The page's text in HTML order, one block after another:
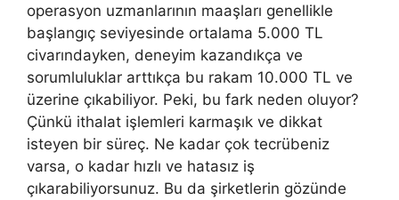
operasyon uzmanlarının maaşları genellikle
başlangıç seviyesinde ortalama 5.000 TL
civarındayken, deneyim kazandıkça ve
sorumluluklar arttıkça bu rakam 10.000 TL ve
üzerine çıkabiliyor. Peki, bu fark neden oluyor?
Çünkü ithalat işlemleri karmaşık ve dikkat
isteyen bir süreç. Ne kadar çok tecrübeniz
varsa, o kadar hızlı ve hatasız iş
çıkarabiliyorsunuz. Bu da şirketlerin gözünde